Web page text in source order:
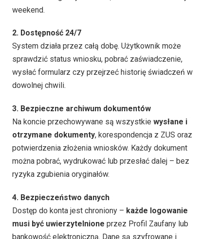
weekend.
2. Dostępność 24/7
System działa przez całą dobę. Użytkownik może
sprawdzić status wniosku, pobrać zaświadczenie,
wysłać formularz czy przejrzeć historię świadczeń w
dowolnej chwili.
3. Bezpieczne archiwum dokumentów
Na koncie przechowywane są wszystkie wysłane i
otrzymane dokumenty, korespondencja z ZUS oraz
potwierdzenia złożenia wniosków. Każdy dokument
można pobrać, wydrukować lub przesłać dalej – bez
ryzyka zgubienia oryginałów.
4. Bezpieczeństwo danych
Dostęp do konta jest chroniony – każde logowanie
musi być uwierzytelnione przez Profil Zaufany lub
bankowość elektroniczną. Dane są szyfrowane i